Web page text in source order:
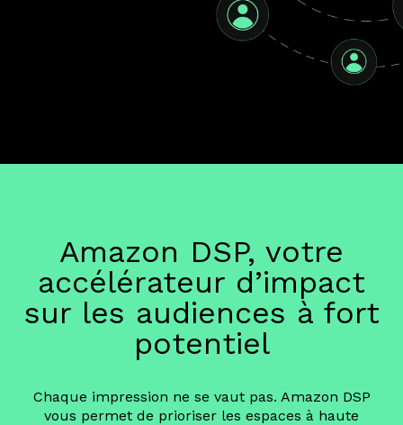
Amazon DSP, votre
accélérateur d’impact
sur les audiences à fort
potentiel
Chaque impression ne se vaut pas. Amazon DSP
vous permet de prioriser les espaces à haute